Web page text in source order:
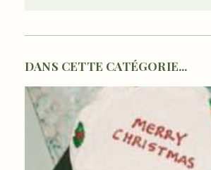
DANS CETTE CATÉGORIE...